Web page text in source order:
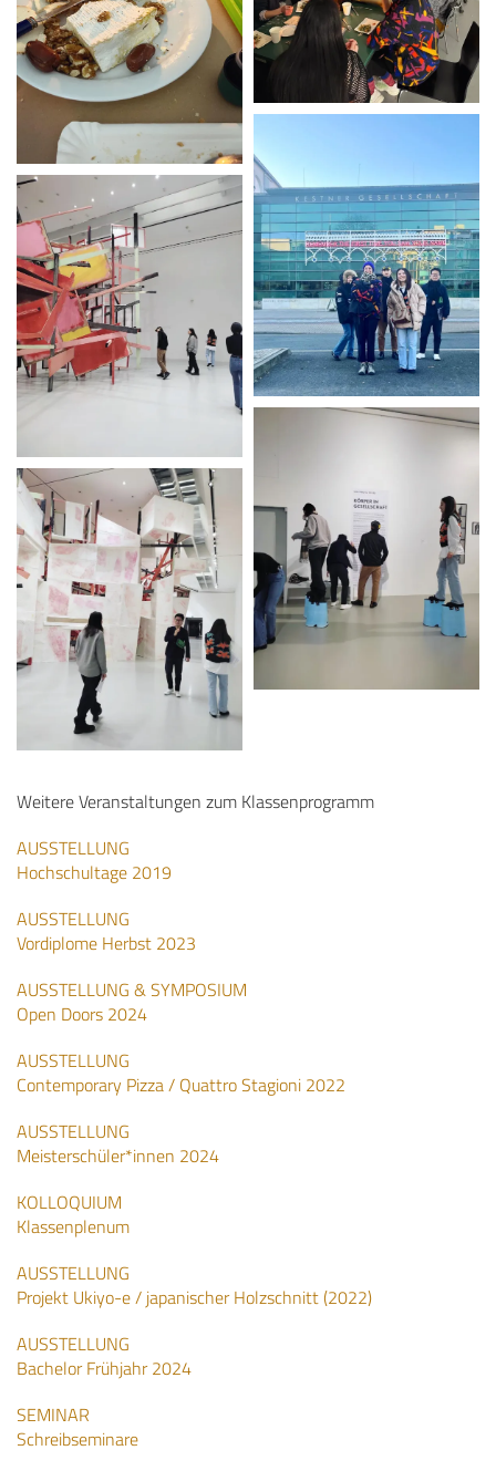
Weitere Veranstaltungen zum Klassenprogramm
AUSSTELLUNG
Hochschultage 2019
AUSSTELLUNG
Vordiplome Herbst 2023
AUSSTELLUNG & SYMPOSIUM
Open Doors 2024
AUSSTELLUNG
Contemporary Pizza / Quattro Stagioni 2022
AUSSTELLUNG
Meisterschüler*innen 2024
KOLLOQUIUM
Klassenplenum
AUSSTELLUNG
Projekt Ukiyo-e / japanischer Holzschnitt (2022)
AUSSTELLUNG
Bachelor Frühjahr 2024
SEMINAR
Schreibseminare